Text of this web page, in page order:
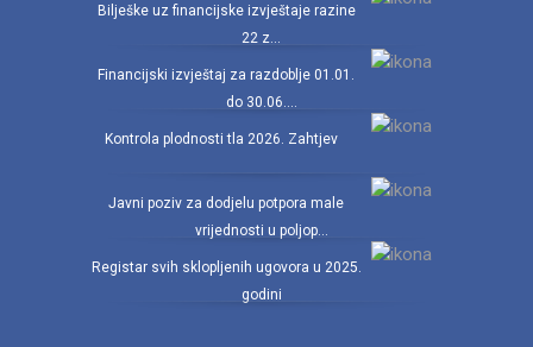
Bilješke uz financijske izvještaje razine
22 z...
Financijski izvještaj za razdoblje 01.01.
do 30.06....
Kontrola plodnosti tla 2026. Zahtjev
Javni poziv za dodjelu potpora male
vrijednosti u poljop...
Registar svih sklopljenih ugovora u 2025.
godini